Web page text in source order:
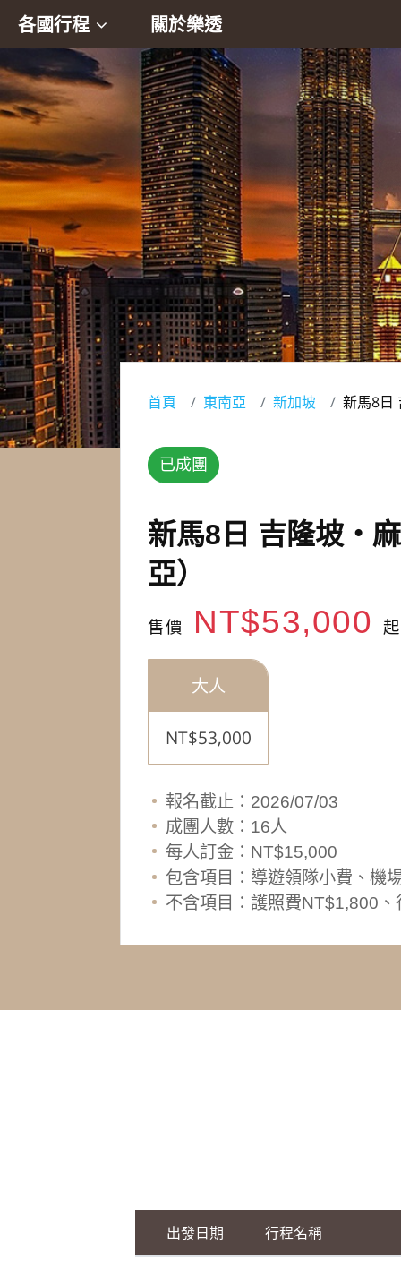
各國行程 關於樂透
首頁 東南亞 新加坡 新馬8
已成團
新馬8日 吉隆坡‧
亞）
售價 NT$53,000起
大人
NT$53,000
報名截止：2026/07/03
成團人數：16人
每人訂金：NT$15,000
包含項目：導遊領隊小費、機
不含項目：護照費NT$1,800
出發日期 行程名稱